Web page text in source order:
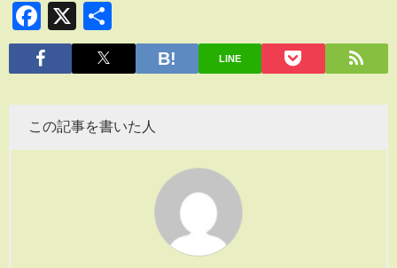
Facebook
X
有
LINE
この記事を書いた人